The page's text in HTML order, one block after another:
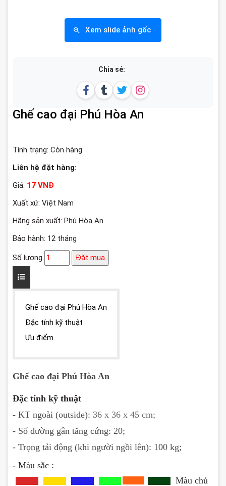
Xem slide ảnh gốc
Chia sẻ:
Ghế cao đại Phú Hòa An
Tình trạng: Còn hàng
Liên hệ đặt hàng:
Giá: 17 VNĐ
Xuất xứ: Việt Nam
Hãng sản xuất: Phú Hòa An
Bảo hành: 12 tháng
Số lượng Đặt mua
Ghế cao đại Phú Hòa An
Đặc tính kỹ thuật
Ưu điểm
Ghế cao đại Phú Hòa An
Đặc tính kỹ thuật
- KT ngoài (outside): 36 x 36 x 45 cm;
- Số đường gân tăng cứng: 20;
- Trọng tải động (khi người ngồi lên): 100 kg;
- Màu sắc :
Màu chủ